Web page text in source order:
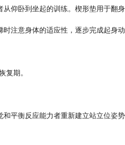
从仰卧到坐起的训练。楔形垫用于翻
时注意身体的适应性，逐步完成起身
复期。
和平衡反应能力者重新建立站立位姿